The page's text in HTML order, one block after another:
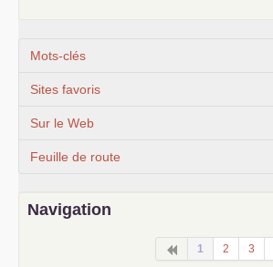
Mots-clés
Sites favoris
Sur le Web
Feuille de route
Navigation
1 2 3